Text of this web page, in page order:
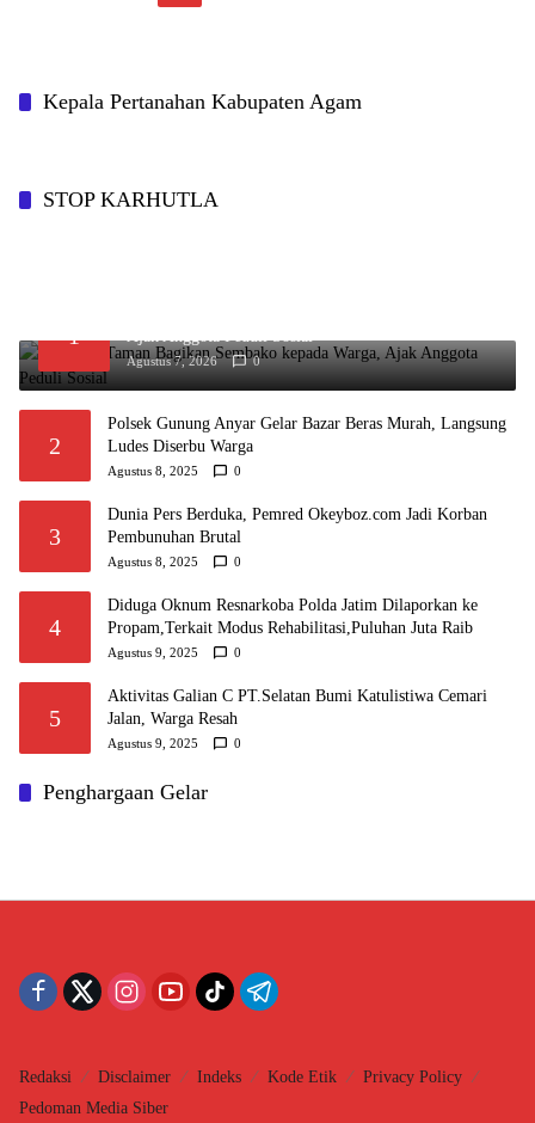
Kepala Pertanahan Kabupaten Agam
STOP KARHUTLA
1
Agustus 7, 2026 0
2
Polsek Gunung Anyar Gelar Bazar Beras Murah, Langsung
Ludes Diserbu Warga
Agustus 8, 2025 0
3
Dunia Pers Berduka, Pemred Okeyboz.com Jadi Korban
Pembunuhan Brutal
Agustus 8, 2025 0
4
Diduga Oknum Resnarkoba Polda Jatim Dilaporkan ke
Propam,Terkait Modus Rehabilitasi,Puluhan Juta Raib
Agustus 9, 2025 0
5
Aktivitas Galian C PT.Selatan Bumi Katulistiwa Cemari
Jalan, Warga Resah
Agustus 9, 2025 0
Penghargaan Gelar
Redaksi Disclaimer Indeks Kode Etik
Privacy Policy
Pedoman Media Siber